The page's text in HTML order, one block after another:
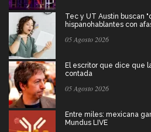
Tec y UT Austin buscan
hispanohablantes con
05 Agosto 2026
El escritor que dice que
contada
05 Agosto 2026
Entre miles: mexicana
Mundus LIVE